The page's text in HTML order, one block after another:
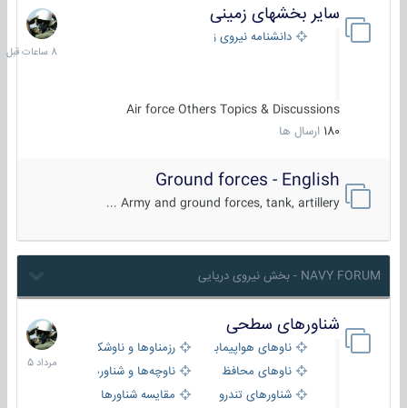
سایر بخشهای زمینی
دانشنامه نیروی زمینی
Air force Others Topics & Discussions
180 ارسال ها
8
ساعات
قبل
Ground forces - English
Army and ground forces, tank, artillery ...
NAVY FORUM - بخش نیروی دریایی
شناورهای سطحی
ناوهای هواپیمابر و بالگرد بررزمناوها و ناوشکن‌ها
ناوهای محافظ
ناوچه‌ها و شناورهای گشتی
شناورهای تندرو
مقایسه شناورها
2
مرداد
1405